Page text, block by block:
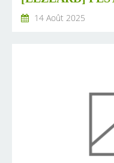
14 Août 2025